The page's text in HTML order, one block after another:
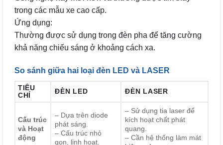
trong các mẫu xe cao cấp.
Ứng dụng:
Thường được sử dụng trong đèn pha để tăng cường
khả năng chiếu sáng ở khoảng cách xa.
So sánh giữa hai loại đèn LED và LASER
TIÊU
CHÍ
ĐÈN LED ĐÈN LASER
Cấu trúc
và Hoạt
động
– Dựa trên diode
phát sáng.
– Cấu trúc nhỏ
gọn, linh hoạt.
– Sử dụng tia laser để
kích hoạt chất phát
quang.
– Cần hệ thống làm mát